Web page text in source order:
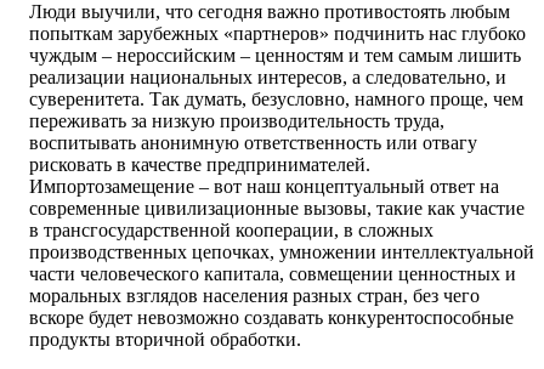
Люди выучили, что сегодня важно противостоять любым
попыткам зарубежных «партнеров» подчинить нас глубоко
чуждым – нероссийским – ценностям и тем самым лишить
реализации национальных интересов, а следовательно, и
суверенитета. Так думать, безусловно, намного проще, чем
переживать за низкую производительность труда,
воспитывать анонимную ответственность или отвагу
рисковать в качестве предпринимателей.
Импортозамещение – вот наш концептуальный ответ на
современные цивилизационные вызовы, такие как участие
в трансгосударственной кооперации, в сложных
производственных цепочках, умножении интеллектуальной
части человеческого капитала, совмещении ценностных и
моральных взглядов населения разных стран, без чего
вскоре будет невозможно создавать конкурентоспособные
продукты вторичной обработки.